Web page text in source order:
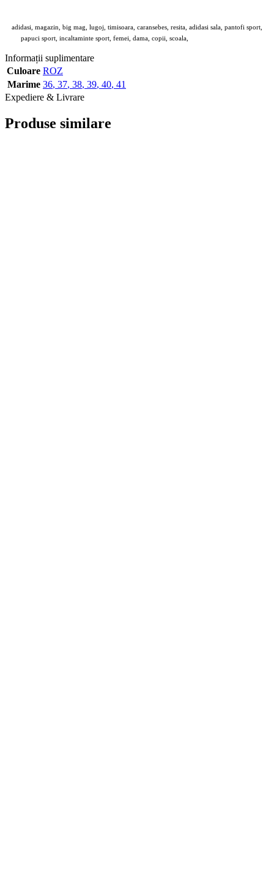
adidasi, magazin, big mag, lugoj, timisoara, caransebes, resita, adidasi sala, pantofi sport,
papuci sport, incaltaminte sport, femei, dama, copii, scoala,
Informații suplimentare
Culoare ROZ
Marime 36, 37, 38, 39, 40, 41
Expediere & Livrare
Produse similare